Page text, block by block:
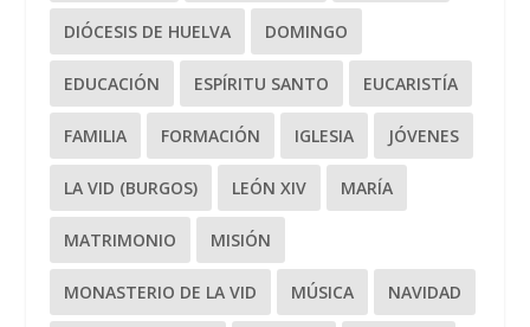
DIÓCESIS DE HUELVA DOMINGO
EDUCACIÓN ESPÍRITU SANTO EUCARISTÍA
FAMILIA FORMACIÓN IGLESIA JÓVENES
LA VID (BURGOS) LEÓN XIV MARÍA
MATRIMONIO MISIÓN
MONASTERIO DE LA VID MÚSICA NAVIDAD